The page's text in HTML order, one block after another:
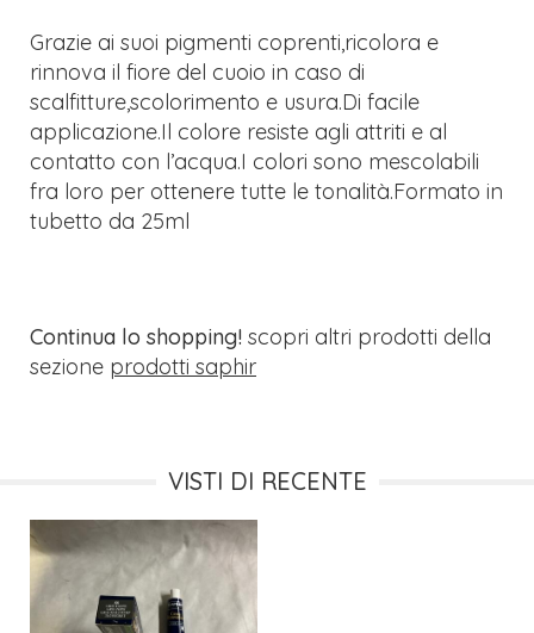
Grazie ai suoi pigmenti coprenti,ricolora e
rinnova il fiore del cuoio in caso di
scalfitture,scolorimento e usura.Di facile
applicazione.Il colore resiste agli attriti e al
contatto con l’acqua.I colori sono mescolabili
fra loro per ottenere tutte le tonalità.Formato in
tubetto da 25ml
Continua lo shopping! scopri altri prodotti della
sezione prodotti saphir
VISTI DI RECENTE